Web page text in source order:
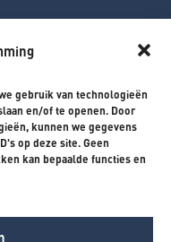
gebruik van technologieën
en/of te openen. Door
kunnen we gegevens
op deze site. Geen
kan bepaalde functies en